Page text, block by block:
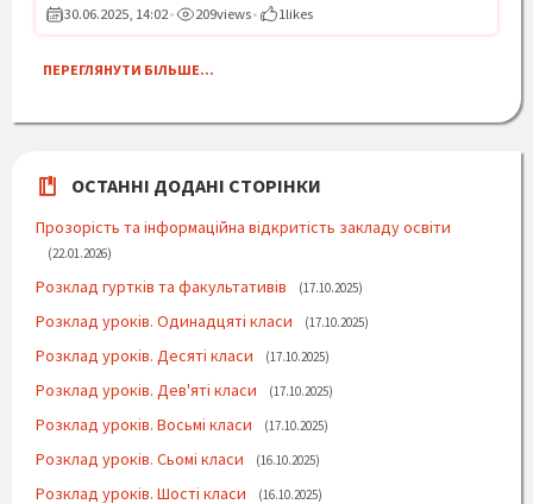
30.06.2025, 14:02• 209views• 1likes
ПЕРЕГЛЯНУТИ БІЛЬШЕ...
ОСТАННІ ДОДАНІ СТОРІНКИ
Прозорість та інформаційна відкритість закладу освіти
22.01.2026
Розклад гуртків та факультативів 17.10.2025
Розклад уроків. Одинадцяті класи 17.10.2025
Розклад уроків. Десяті класи 17.10.2025
Розклад уроків. Дев'яті класи 17.10.2025
Розклад уроків. Восьмі класи 17.10.2025
Розклад уроків. Сьомі класи 16.10.2025
Розклад уроків. Шості класи 16.10.2025